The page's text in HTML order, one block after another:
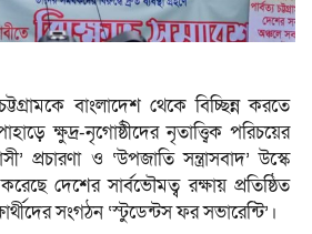
বাংলাদেশ থেকে বিচ্ছিন্ন করতে
ক্ষুদ্র-নৃগোষ্ঠীদের নৃতাত্ত্বিক পরিচয়ের
প্রচারণা ও ‘উপজাতি সন্ত্রাসবাদ’ উস্কে
দেশের সার্বভৌমত্ব রক্ষায় প্রতিষ্ঠিত
সংগঠন ‘স্টুডেন্টস ফর সভারেন্টি’।